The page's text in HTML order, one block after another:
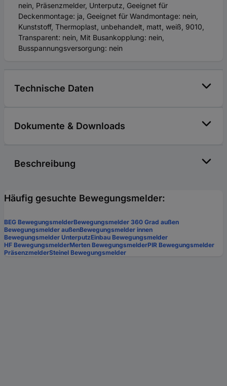
nein, Präsenzmelder, Unterputz, Geeignet für
Deckenmontage: ja, Geeignet für Wandmontage: nein,
Kunststoff, Thermoplast, unbehandelt, matt, weiß, 9010,
Transparent: nein, Mit Busankopplung: nein,
Busspannungsversorgung: nein
Technische Daten
Dokumente & Downloads
Beschreibung
Häufig gesuchte Bewegungsmelder:
BEG BewegungsmelderBewegungsmelder 360 Grad außen
Bewegungsmelder außenBewegungsmelder innen
Bewegungsmelder UnterputzEinbau Bewegungsmelder
HF BewegungsmelderMerten BewegungsmelderPIR Bewegungsmelder
PräsenzmelderSteinel Bewegungsmelder